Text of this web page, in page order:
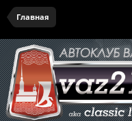
Главная